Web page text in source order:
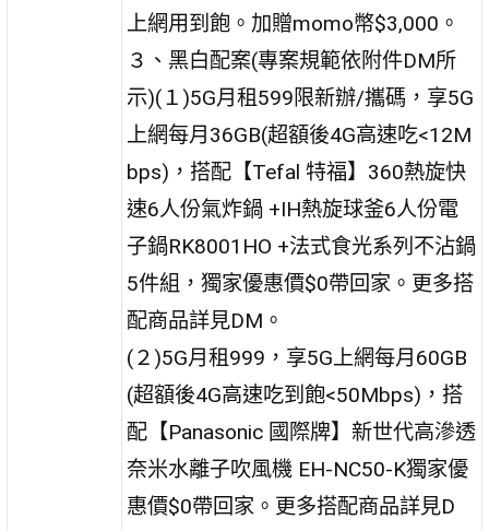
上網用到飽。加贈momo幣$3,000。
３、黑白配案(專案規範依附件DM所
示)(１)5G月租599限新辦/攜碼，享5G
上網每月36GB(超額後4G高速吃<12M
bps)，搭配【Tefal 特福】360熱旋快
速6人份氣炸鍋 +IH熱旋球釜6人份電
子鍋RK8001HO +法式食光系列不沾鍋
5件組，獨家優惠價$0帶回家。更多搭
配商品詳見DM。
(２)5G月租999，享5G上網每月60GB
(超額後4G高速吃到飽<50Mbps)，搭
配【Panasonic 國際牌】新世代高滲透
奈米水離子吹風機 EH-NC50-K獨家優
惠價$0帶回家。更多搭配商品詳見D